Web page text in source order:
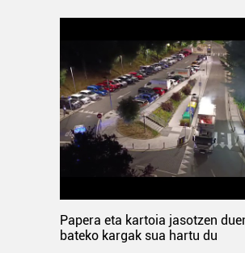
Papera eta kartoia jasotzen
bateko kargak sua hartu du